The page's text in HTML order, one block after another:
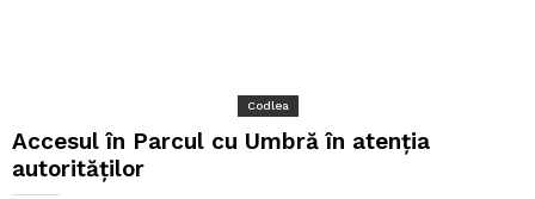
Codlea
Accesul în Parcul cu Umbră în atenția
autorităților